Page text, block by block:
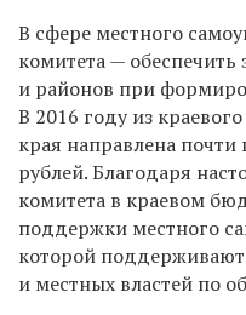
В сфере местного
комитета —
и районов при
В 2016 году из
края направлена
рублей. Благодаря
комитета в краевом
поддержки местного
которой
и местных властей по